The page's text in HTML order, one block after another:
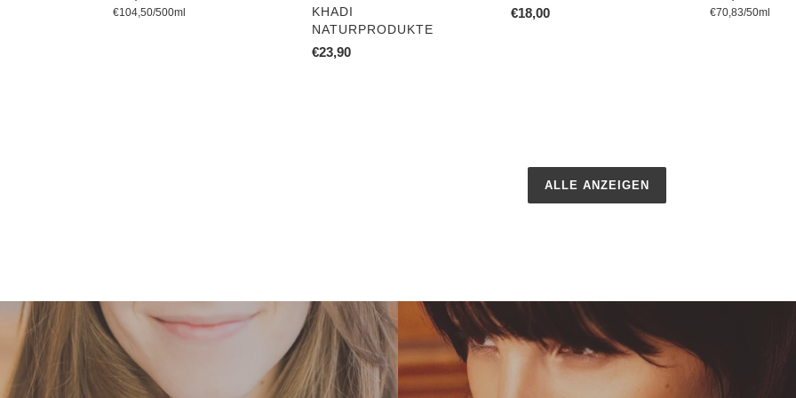
Preis
Einzelpreis
€104,50/pro
500ml VERKÄUFER
KHADI
NATURPRODUKTE
Normaler
€23,90
Normaler
€18,00
Preis
Einzelpreis
€70,83/pro
50ml
ALLE ANZEIGEN